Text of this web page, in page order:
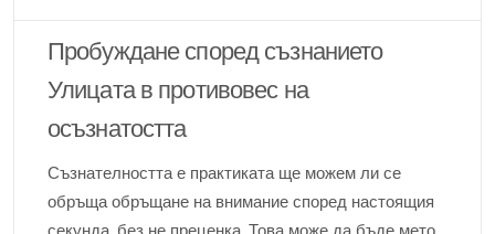
съответствие с любителите в съответствие с
луксозни коли
Пробуждане според съзнанието
Улицата в противовес на
осъзнатостта
Съзнателността е практиката ще можем ли се
обръща обръщане на внимание според настоящия